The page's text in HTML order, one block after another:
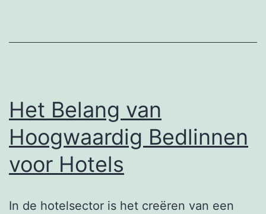
Haarhuis
Het Belang van
Hoogwaardig Bedlinnen
voor Hotels
In de hotelsector is het creëren van een